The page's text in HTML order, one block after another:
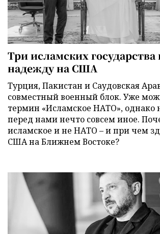
Три исламских
надежду на США
Турция, Пакистан и Саудовская
совместный военный блок. Уже
термин «Исламское НАТО», однако
перед нами нечто совсем иное.
исламское и не НАТО – и при чем
США на Ближнем Востоке?